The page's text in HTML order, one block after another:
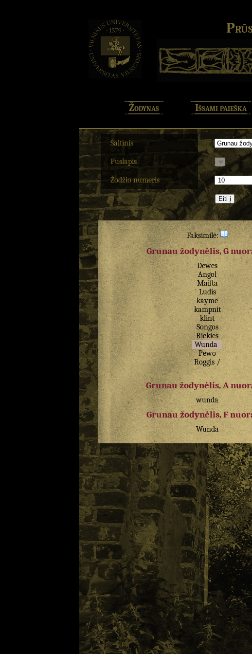
Žodynas Išsami paieška
Šaltinis
Puslapis
Žodžio numeris
Faksimilė:
Grunau žodynėlis, G
Dewes
Angol
Maiſta
Ludis
kayme
kampnit
klint
Songos
Rickies
Wunda
Pewo
Roggis/
Grunau žodynėlis, A
wunda
Grunau žodynėlis, F
Wunda